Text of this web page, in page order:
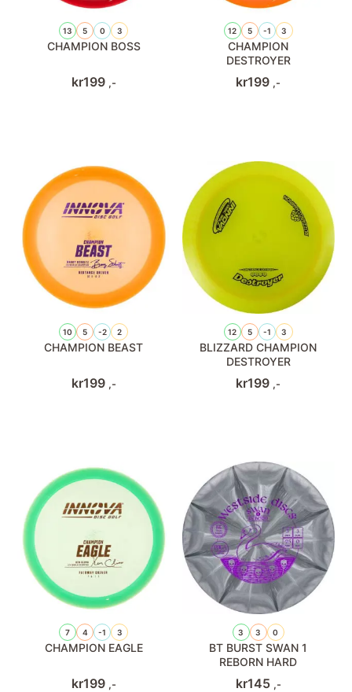
13 5 0 3
CHAMPION BOSS
kr199 ,-
12 5 -1 3
CHAMPION
DESTROYER
kr199 ,-
10 5 -2 2
CHAMPION BEAST
kr199 ,-
12 5 -1 3
BLIZZARD CHAMPION
DESTROYER
kr199 ,-
7 4 -1 3
CHAMPION EAGLE
kr199 ,-
3 3 0
BT BURST SWAN 1
REBORN HARD
kr145 ,-